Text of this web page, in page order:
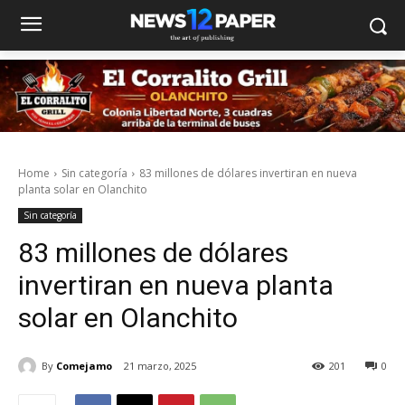
Home Sin categoría
83 millones de dólares invertiran en nueva
planta solar en Olanchito
Sin categoría
83 millones de dólares
invertiran en nueva planta
solar en Olanchito
By Comejamo 21 marzo, 2025 0
201